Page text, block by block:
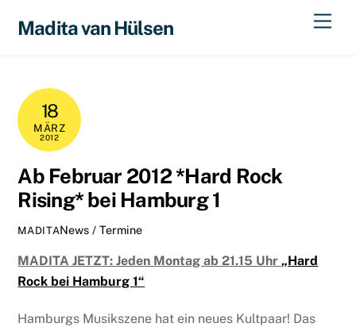
Madita van Hülsen
18
MÄRZ
2012
Ab Februar 2012 *Hard Rock
Rising* bei Hamburg 1
MADITANews / Termine
MADITA JETZT: Jeden Montag ab 21.15 Uhr„Hard
Rock bei Hamburg 1“
Hamburgs Musikszene hat ein neues Kultpaar! Das